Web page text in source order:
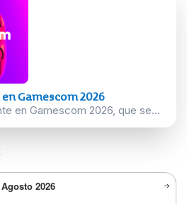
Gamescom 2026
en Gamescom 2026, que se...
Agosto 2026